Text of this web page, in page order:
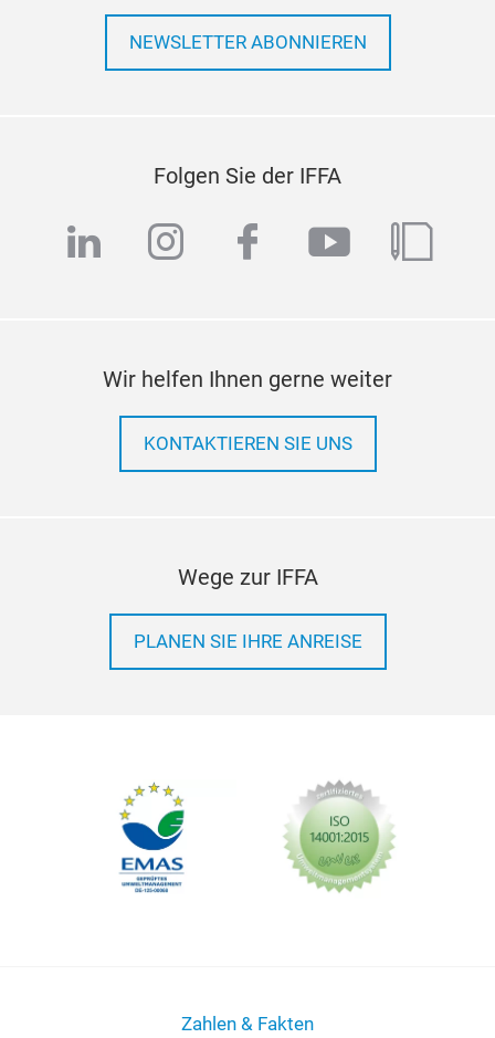
NEWSLETTER ABONNIEREN
Folgen Sie der IFFA
linkedininstagram
facebook
youtube
blog
Wir helfen Ihnen gerne weiter
KONTAKTIEREN SIE UNS
Wege zur IFFA
PLANEN SIE IHRE ANREISE
Zahlen & Fakten